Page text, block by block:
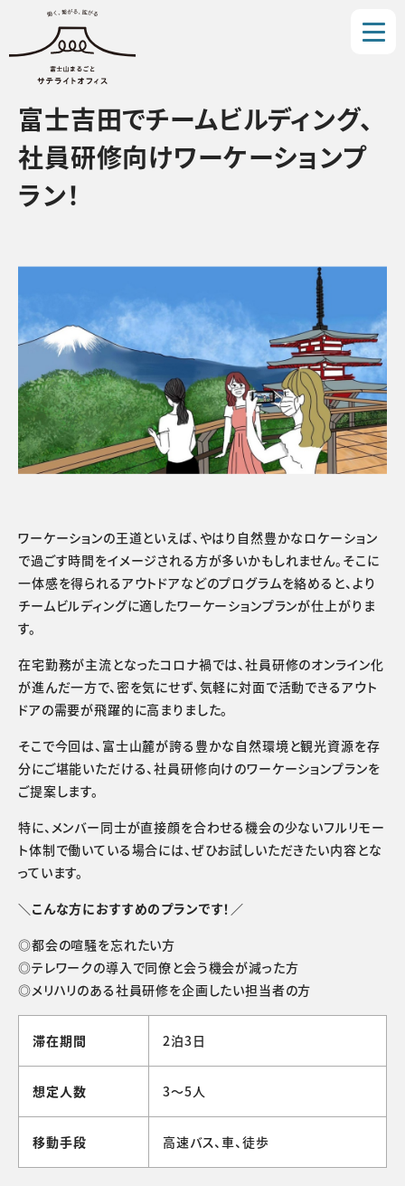
富士吉田でチームビルディング、
社員研修向けワーケーションプ
ラン！
ワーケーションの王道といえば、やはり自然豊かなロケーション
で過ごす時間をイメージされる方が多いかもしれません。そこに
一体感を得られるアウトドアなどのプログラムを絡めると、より
チームビルディングに適したワーケーションプランが仕上がりま
す。
在宅勤務が主流となったコロナ禍では、社員研修のオンライン化
が進んだ一方で、密を気にせず、気軽に対面で活動できるアウト
ドアの需要が飛躍的に高まりました。
そこで今回は、富士山麓が誇る豊かな自然環境と観光資源を存
分にご堪能いただける、社員研修向けのワーケーションプランを
ご提案します。
特に、メンバー同士が直接顔を合わせる機会の少ないフルリモー
ト体制で働いている場合には、ぜひお試しいただきたい内容とな
っています。
＼こんな方におすすめのプランです！／
◎都会の喧騒を忘れたい方
◎テレワークの導入で同僚と会う機会が減った方
◎メリハリのある社員研修を企画したい担当者の方
滞在期間 2泊3日
想定人数 3～5人
移動手段 高速バス、車、徒歩